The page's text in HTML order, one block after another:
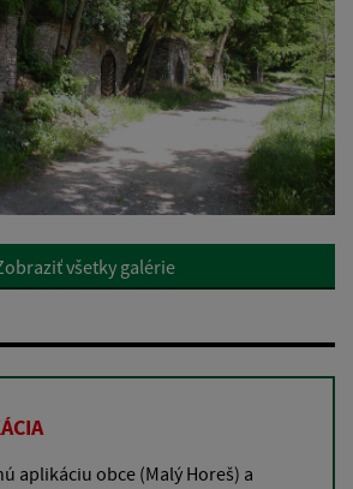
všetky galérie
aplikáciu obce (Malý Horeš) a